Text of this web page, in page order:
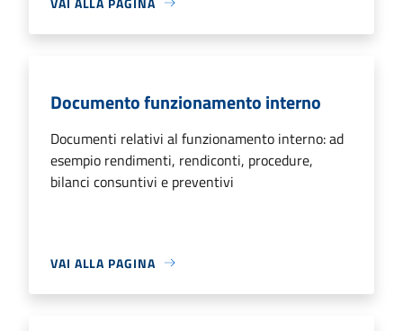
Documento funzionamento interno
Documenti relativi al funzionamento interno: ad
esempio rendimenti, rendiconti, procedure,
bilanci consuntivi e preventivi
VAI ALLA PAGINA